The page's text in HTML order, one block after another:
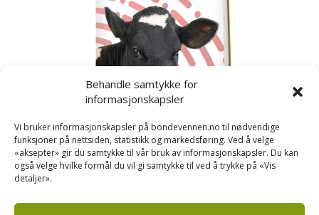
Behandle samtykke for
informasjonskapsler
Vi bruker informasjonskapsler på bondevennen.no til nødvendige
funksjoner på nettsiden, statistikk og markedsføring. Ved å velge
«aksepter» gir du samtykke til vår bruk av informasjonskapsler. Du kan
også velge hvilke formål du vil gi samtykke til ved å trykke på «Vis
detaljer».Kusignal